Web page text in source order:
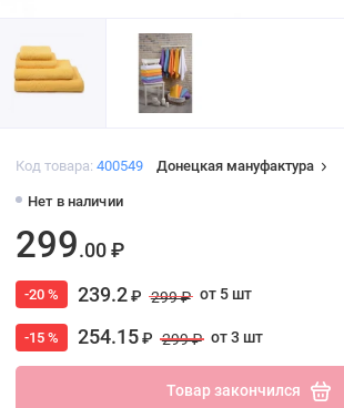
Код товара: 400549 Донецкая мануфактура
Нет в наличии
299.00 ₽
-20 % 239.2₽ 299 ₽ от 5 шт
-15 % 254.15₽ 299 ₽ от 3 шт
Товар закончился